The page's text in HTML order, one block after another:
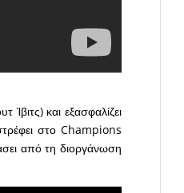
και εξασφαλίζει
στο Champions
από τη διοργάνωση